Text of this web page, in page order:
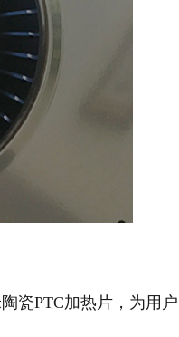
瓷PTC加热片，为用户